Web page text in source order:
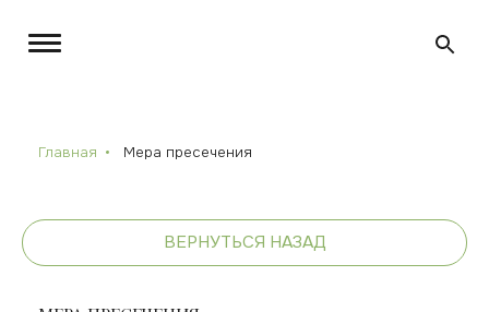
Главная Мера пресечения
ВЕРНУТЬСЯ НАЗАД